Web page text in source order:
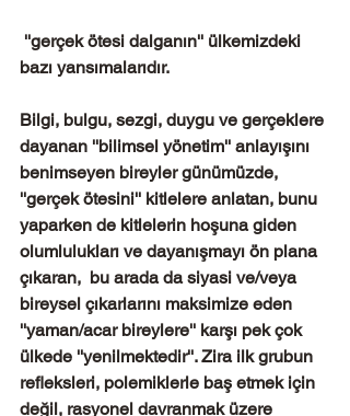
bazı yansımalarıdır.
Bilgi, bulgu, sezgi, duygu ve gerçeklere
dayanan ''bilimsel yönetim'' anlayışını
benimseyen bireyler günümüzde,
''gerçek ötesini'' kitlelere anlatan, bunu
yaparken de kitlelerin hoşuna giden
olumlulukları ve dayanışmayı ön plana
çıkaran,  bu arada da siyasi ve/veya
bireysel çıkarlarını maksimize eden
''yaman/acar bireylere'' karşı pek çok
ülkede ''yenilmektedir''. Zira ilk grubun
refleksleri, polemiklerle baş etmek için
değil, rasyonel davranmak üzere